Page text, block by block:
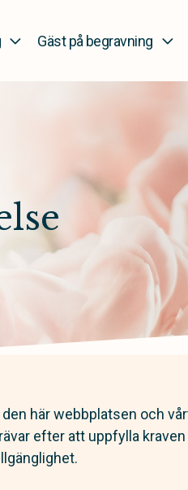
Gäst på begravning
här webbplatsen och
efter att uppfylla